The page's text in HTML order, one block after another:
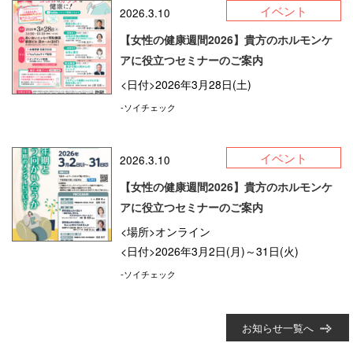
2026.3.10 イベント
【女性の健康週間2026】貴方のホルモンケ
アに役立つセミナーのご案内
<日付>2026年3月28日(土)
-ソイチェック
2026.3.10 イベント
【女性の健康週間2026】貴方のホルモンケ
アに役立つセミナーのご案内
<場所>オンライン
<日付>2026年3月2日(月)～31日(火)
-ソイチェック
お知らせ一覧へ